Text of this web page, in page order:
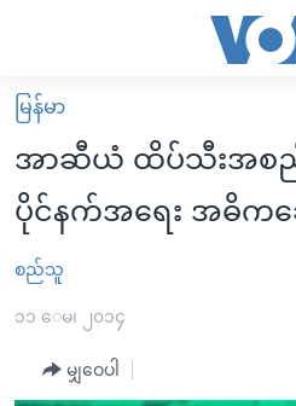
လွယ်ကူ
စေ
သည့်
Link
များ
ပင်မ
မူလစာမျက်နှာ
မြန်မာ
ကမ္ဘာ့သတင်းများ
နိုင်ငံတကာ
အစ္စရေး-ပါလက်စတိုင်း
ဗွီဒီယို
အင်္ဂလိပ်စာလေ့လာမယ်
မြန်မာ
အာဆီယံ ထိပ်သီးအစည်း
ပိုင်နက်အရေး အဓိကဆွ
စည်သူ
၁၁ ေမ၊ ၂၀၁၄
မျှဝေပါ